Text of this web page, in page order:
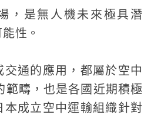
，是無人機未來極具潛
性。
交通的應用，都屬於空中
範疇，也是各國近期積極
本成立空中運輸組織針對